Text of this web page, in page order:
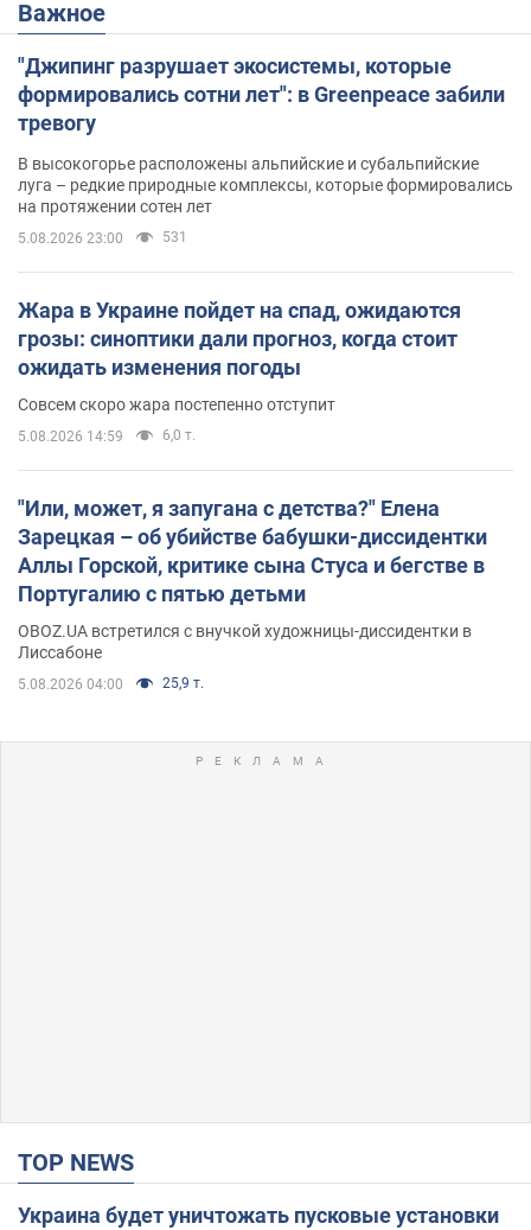
Важное
"Джипинг разрушает экосистемы, которые
формировались сотни лет": в Greenpeace забили
тревогу
В высокогорье расположены альпийские и субальпийские
луга – редкие природные комплексы, которые формировались
на протяжении сотен лет
5.08.2026 23:00 531
Жара в Украине пойдет на спад, ожидаются
грозы: синоптики дали прогноз, когда стоит
ожидать изменения погоды
Совсем скоро жара постепенно отступит
5.08.2026 14:59 6,0 т.
"Или, может, я запугана с детства?" Елена
Зарецкая – об убийстве бабушки-диссидентки
Аллы Горской, критике сына Стуса и бегстве в
Португалию с пятью детьми
OBOZ.UA встретился с внучкой художницы-диссидентки в
Лиссабоне
5.08.2026 04:00 25,9 т.
TOP NEWS
Украина будет уничтожать пусковые установки